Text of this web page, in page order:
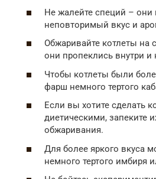
Не жалейте специй – они
неповторимый вкус и
Обжаривайте котлеты на
они пропеклись внутри и
Чтобы котлеты были
фарш немного тертого
Если вы хотите сделать
диетическими, запеките
обжаривания.
Для более яркого вкуса
немного тертого имбиря